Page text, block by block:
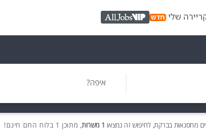
שלי AllJobs VIP
איפה?
מחסנאות בברקת, לחיפוש זה נמצאו 1 משרות , מתוכן 1 בלוח החם חינם!